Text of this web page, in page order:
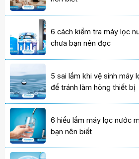
6 cách kiểm tra máy lọc
chưa bạn nên đọc
5 sai lầm khi vệ sinh máy
để tránh làm hỏng thiết bị
6 hiểu lầm máy lọc nước
bạn nên biết